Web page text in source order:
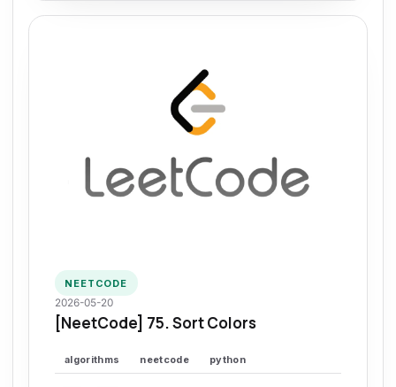
NEETCODE
2026-05-20
[NeetCode] 75. Sort Colors
algorithms neetcode python